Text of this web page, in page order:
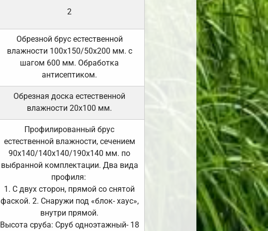
2
Обрезной брус естественной
влажности 100х150/50х200 мм. с
шагом 600 мм. Обработка
антисептиком.
Обрезная доска естественной
влажности 20х100 мм.
Профилированный брус
естественной влажности, сечением
90х140/140х140/190х140 мм. по
выбранной комплектации. Два вида
профиля:
1. С двух сторон, прямой со снятой
фаской. 2. Снаружи под «блок- хаус»,
внутри прямой.
Высота сруба: Сруб одноэтажный- 18